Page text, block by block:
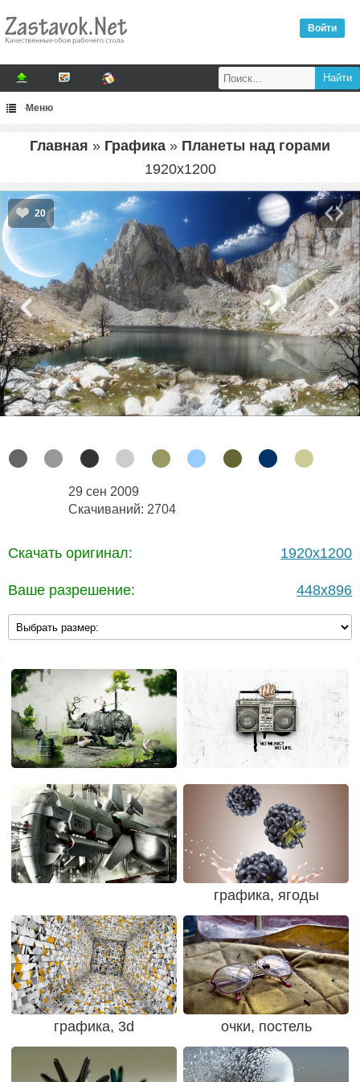
Войти
Меню
Главная » Графика » Планеты над горами
1920x1200
20
29 сен 2009
Скачиваний: 2704
Скачать оригинал: 1920x1200
Ваше разрешение: 448x896
графика, ягоды
графика, 3d очки, постель